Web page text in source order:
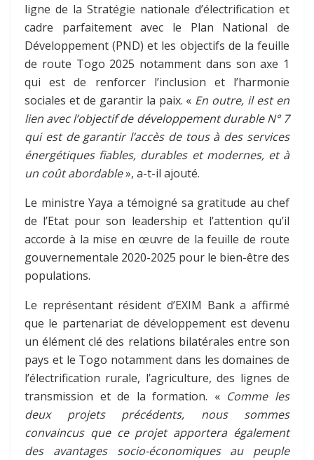
ligne de la Stratégie nationale d’électrification et
cadre parfaitement avec le Plan National de
Développement (PND) et les objectifs de la feuille
de route Togo 2025 notamment dans son axe 1
qui est de renforcer l’inclusion et l’harmonie
sociales et de garantir la paix. « En outre, il est en
lien avec l’objectif de développement durable N° 7
qui est de garantir l’accès de tous à des services
énergétiques fiables, durables et modernes, et à
un coût abordable», a-t-il ajouté.
Le ministre Yaya a témoigné sa gratitude au chef
de l’Etat pour son leadership et l’attention qu’il
accorde à la mise en œuvre de la feuille de route
gouvernementale 2020-2025 pour le bien-être des
populations.
Le représentant résident d’EXIM Bank a affirmé
que le partenariat de développement est devenu
un élément clé des relations bilatérales entre son
pays et le Togo notamment dans les domaines de
l’électrification rurale, l’agriculture, des lignes de
transmission et de la formation. « Comme les
deux projets précédents, nous sommes
convaincus que ce projet apportera également
des avantages socio-économiques au peuple